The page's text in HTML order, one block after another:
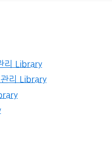
리 Library
리 Library